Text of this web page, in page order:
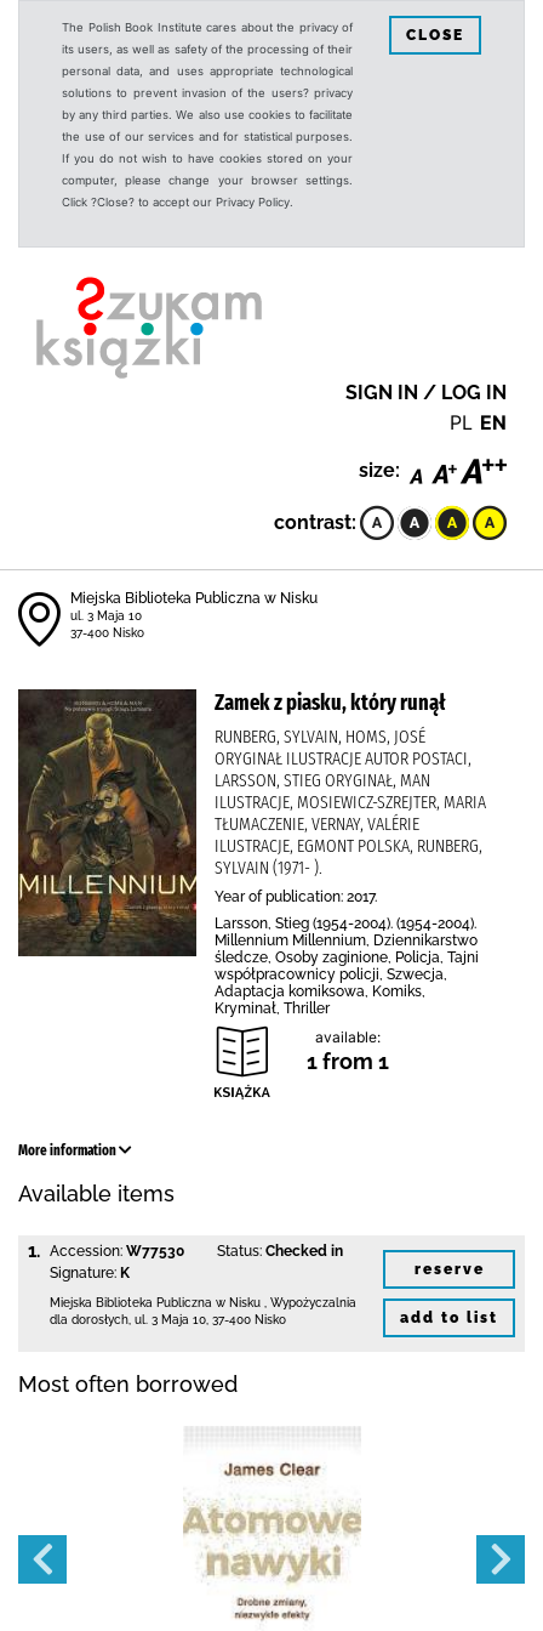
The Polish Book Institute cares about the privacy of
its users, as well as safety of the processing of their
personal data, and uses appropriate technological
solutions to prevent invasion of the users? privacy
by any third parties. We also use cookies to facilitate
the use of our services and for statistical purposes.
If you do not wish to have cookies stored on your
computer, please change your browser settings.
Click ?Close? to accept our Privacy Policy.
CLOSE
SIGN IN / LOG IN
PL EN
size:
contrast:
Miejska Biblioteka Publiczna w Nisku
ul. 3 Maja 10
37-400 Nisko
Zamek z piasku, który runął
RUNBERG, SYLVAIN, HOMS, JOSÉ
ORYGINAŁ ILUSTRACJE AUTOR POSTACI,
LARSSON, STIEG ORYGINAŁ, MAN
ILUSTRACJE, MOSIEWICZ-SZREJTER, MARIA
TŁUMACZENIE, VERNAY, VALÉRIE
ILUSTRACJE, EGMONT POLSKA, RUNBERG,
SYLVAIN (1971- ).
Year of publication: 2017.
Larsson, Stieg (1954-2004). (1954-2004).
Millennium Millennium, Dziennikarstwo
śledcze, Osoby zaginione, Policja, Tajni
współpracownicy policji, Szwecja,
Adaptacja komiksowa, Komiks,
Kryminał, Thriller
available:
1 from 1
More information
Available items
1. Accession: W77530
Signature: K
Status: Checked in
Miejska Biblioteka Publiczna w Nisku
Wypożyczalnia
dla dorosłych, ul. 3 Maja 10 37-400 Nisko
reserve
add to list
Most often borrowed